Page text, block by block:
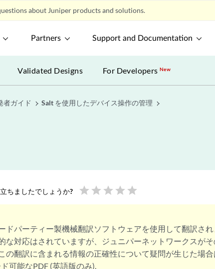
about Juniper products and solutions.
Partners Support and Documentation
Validated Designs For DevelopersNew
者ガイド Salt を使用したデバイス操作の管理
ちましたでしょうか? star star star star star
ドパーティー製機械翻訳ソフトウェアを使用して翻訳さ
な対応はされていますが、ジュニパーネットワークスが
の翻訳に含まれる情報の正確性について疑問が生じた場合
可能なPDF (英語版のみ).